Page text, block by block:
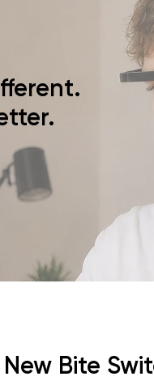
New Bite